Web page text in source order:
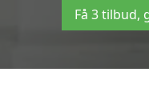
Få 3 tilbud,